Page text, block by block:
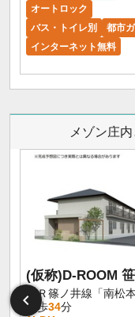
オートロック
バス・トイレ別
都市
インターネット無料
メゾン庄
(仮称)D-ROOM
ＪＲ篠ノ井線「南松
徒歩34分